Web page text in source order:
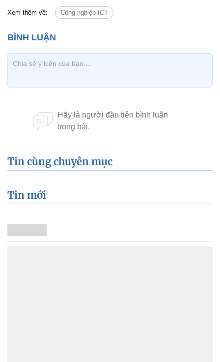
Xem thêm về: Công nghiệp ICT
Tin cùng chuyên mục
Tin mới